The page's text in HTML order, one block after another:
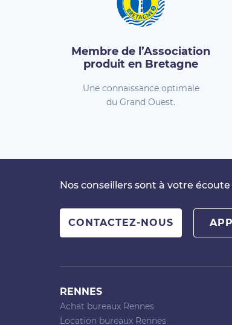
Membre de l’Association
produit en Bretagne
Une connaissance optimale
du Grand Ouest.
Nos conseillers sont à votre écoute
CONTACTEZ-NOUS
RENNES
Achat bureaux Rennes
Location bureaux Rennes